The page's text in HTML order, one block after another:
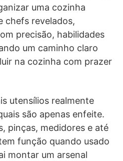
uma cozinha
chefs revelados,
precisão, habilidades
um caminho claro
na cozinha com prazer
utensílios realmente
são apenas enfeite.
pinças, medidores e até
função quando usado
montar um arsenal